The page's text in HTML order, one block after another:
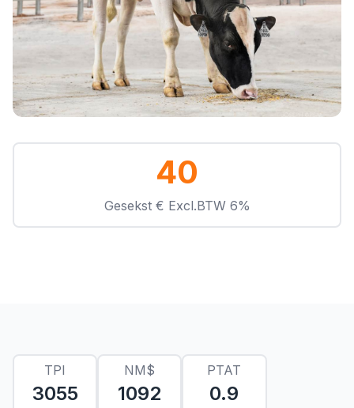
40
Gesekst € Excl.BTW 6%
TPI
3055
NM$
1092
PTAT
0.9